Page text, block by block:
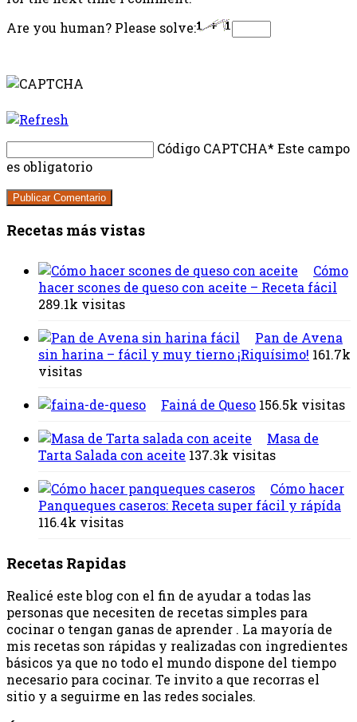
Are you human? Please solve:
Código CAPTCHA* Este campo
es obligatorio
Recetas más vistas
Cómo
hacer scones de queso con aceite – Receta fácil
289.1k visitas
Pan de Avena
sin harina – fácil y muy tierno ¡Riquísimo! 161.7k
visitas
Fainá de Queso 156.5k visitas
Masa de
Tarta Salada con aceite 137.3k visitas
Cómo hacer
Panqueques caseros: Receta super fácil y rápída
116.4k visitas
Recetas Rapidas
Realicé este blog con el fin de ayudar a todas las
personas que necesiten de recetas simples para
cocinar o tengan ganas de aprender . La mayoría de
mis recetas son rápidas y realizadas con ingredientes
básicos ya que no todo el mundo dispone del tiempo
necesario para cocinar. Te invito a que recorras el
sitio y a seguirme en las redes sociales.